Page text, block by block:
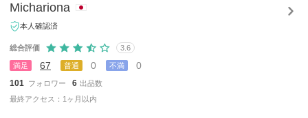
Michariona
本人確認済
総合評価 3.6
満足 67 普通 0 不満 0
101 フォロワー 6 出品数
最終アクセス：1ヶ月以内